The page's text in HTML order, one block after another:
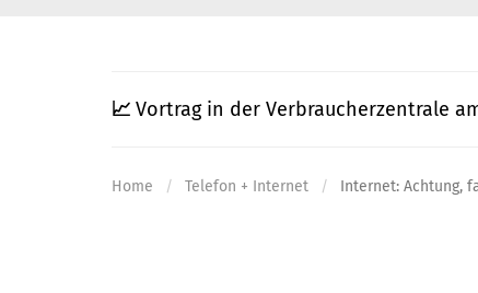
📈 Vortrag in der Verbraucherzentrale
Home Telefon + Internet Internet: Achtung,